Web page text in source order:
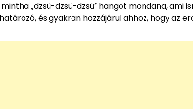
„dzsü-dzsü-dzsü” hangot mondana, ami
és gyakran hozzájárul ahhoz, hogy az